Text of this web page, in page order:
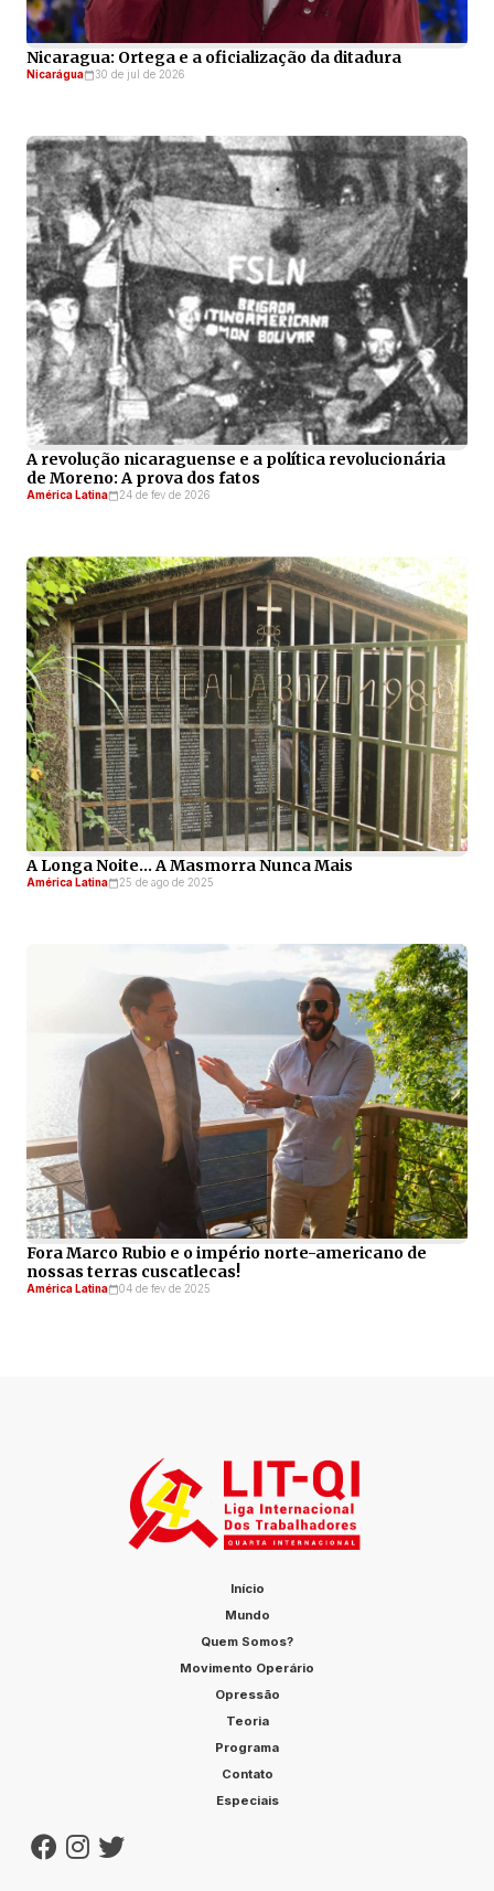
Nicaragua: Ortega e a oficialização da ditadura
Nicarágua 30 de jul de 2026
A revolução nicaraguense e a política revolucionária
de Moreno: A prova dos fatos
América Latina 24 de fev de 2026
A Longa Noite… A Masmorra Nunca Mais
América Latina 25 de ago de 2025
Fora Marco Rubio e o império norte-americano de
nossas terras cuscatlecas!
América Latina 04 de fev de 2025
Início
Mundo
Quem Somos?
Movimento Operário
Opressão
Teoria
Programa
Contato
Especiais